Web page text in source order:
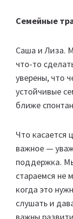
Семейные
Саша и Лиза.
что-то
уверены, что
устойчивые
ближе
Что касается
важное —
поддержка.
стараемся не
когда это
слушать и